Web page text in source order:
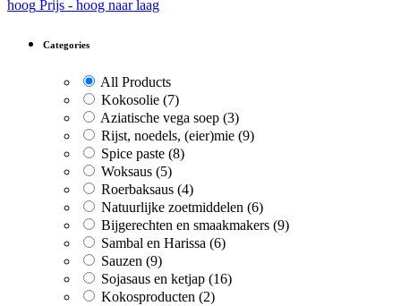
hoog Prijs - hoog naar laag
Categories
All Products
Kokosolie (7)
Aziatische vega soep (3)
Rijst, noedels, (eier)mie (9)
Spice paste (8)
Woksaus (5)
Roerbaksaus (4)
Natuurlijke zoetmiddelen (6)
Bijgerechten en smaakmakers (9)
Sambal en Harissa (6)
Sauzen (9)
Sojasaus en ketjap (16)
Kokosproducten (2)